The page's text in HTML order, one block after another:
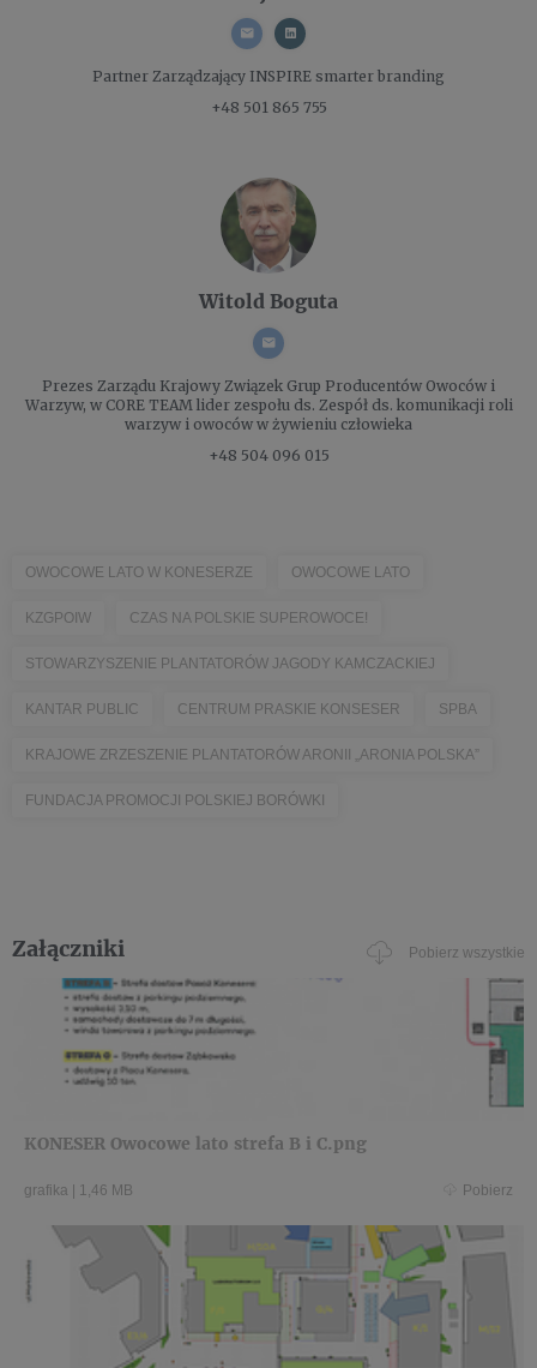
Partner Zarządzający INSPIRE smarter branding
+48 501 865 755
Witold Boguta
Prezes Zarządu Krajowy Związek Grup Producentów Owoców i
Warzyw, w CORE TEAM lider zespołu ds. Zespół ds. komunikacji roli
warzyw i owoców w żywieniu człowieka
+48 504 096 015
OWOCOWE LATO W KONESERZE OWOCOWE LATO
KZGPOIW CZAS NA POLSKIE SUPEROWOCE!
STOWARZYSZENIE PLANTATORÓW JAGODY KAMCZACKIEJ
KANTAR PUBLIC CENTRUM PRASKIE KONSESER SPBA
KRAJOWE ZRZESZENIE PLANTATORÓW ARONII „ARONIA POLSKA”
FUNDACJA PROMOCJI POLSKIEJ BORÓWKI
Załączniki Pobierz wszystkie
KONESER Owocowe lato strefa B i C.png
grafika | 1,46 MB Pobierz